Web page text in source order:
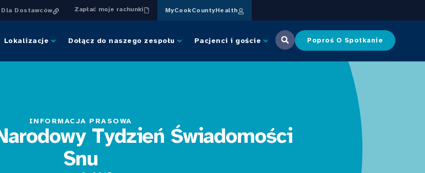
Dla Dostawców Zapłać moje rachunki MyCookCountyHealth
Lokalizacje Dołącz do naszego zespołu Pacjenci i goście Poproś O Spotkanie
INFORMACJA PRASOWA
Tydzień Świadomości
Snu